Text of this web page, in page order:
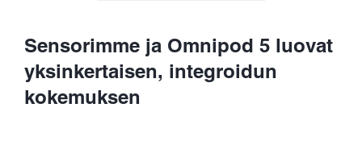
Sensorimme ja Omnipod 5 luovat
yksinkertaisen, integroidun
kokemuksen